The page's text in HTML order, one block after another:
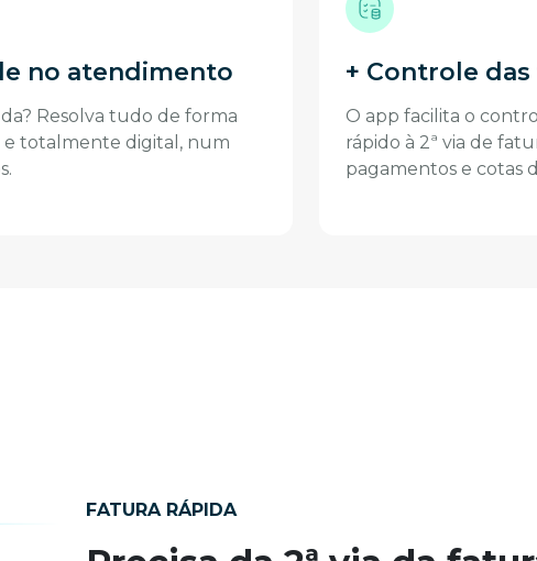
no atendimento
Resolva tudo de forma
e totalmente digital, num
+ Controle
O app facilita o
rápido à 2ª via de
pagamentos e cotas
FATURA RÁPIDA